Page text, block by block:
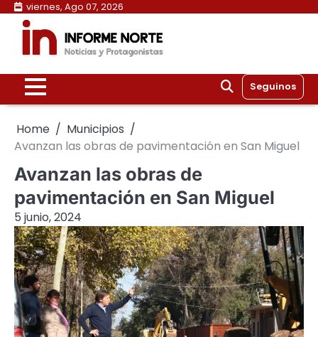
Skip
content
viernes, Ago 07, 2026
Seguinos
Home
Municipios
Avanzan las obras de pavimentación en San Miguel
Avanzan las obras de
pavimentación en San Miguel
5 junio, 2024